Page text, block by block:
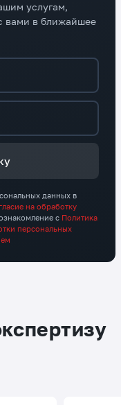
услугам,
вами в ближайшее
данных в
на обработку
с Политика
персональных